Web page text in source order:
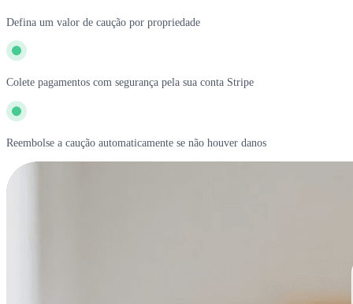
Defina um valor de caução por propriedade
Colete pagamentos com segurança pela sua conta Stripe
Reembolse a caução automaticamente se não houver danos